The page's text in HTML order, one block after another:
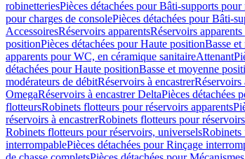
robinetteriesPièces détachées pour Bâti-supports pour
pour charges de consolePièces détachées pour Bâti-
AccessoiresRéservoirs apparentsRéservoirs
positionPièces détachées pour Haute positionBasse
apparents pour WC, en céramique sanitaireAttenant
détachées pour Haute positionBasse et moyenne
modérateurs de débitRéservoirs à encastrerRéservoirs
OmegaRéservoirs à encastrer DeltaPièces détachées
flotteursRobinets flotteurs pour réservoirs apparents
réservoirs à encastrerRobinets flotteurs pour
Robinets flotteurs pour réservoirs, universels
interrompablePièces détachées pour Rinçage